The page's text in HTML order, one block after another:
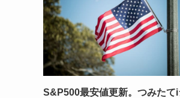
S&P500最安値更新。つみたてi